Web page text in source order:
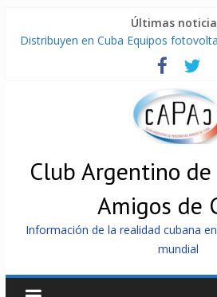
Últimas
Distribuyen en Cuba Equipos
La ONU condena medidas de EE.UU
Cuba alerta sobre doctrina militar de
Nuevas sanciones de EEUU contra
cooperación militar con Rusia y China
Brutal represión contra los que
venda la patria
Club Argentino
Amigos de
Información de la realidad cubana
mundial